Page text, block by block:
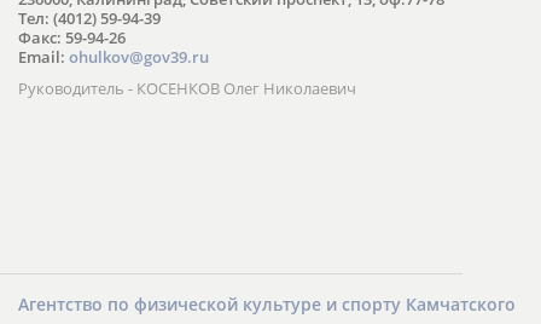
Тел: (4012) 59-94-39
Факс: 59-94-26
Email: ohulkov@gov39.ru
Руководитель - КОСЕНКОВ Олег Николаевич
Агентство по физической культуре и спорту Камчатского